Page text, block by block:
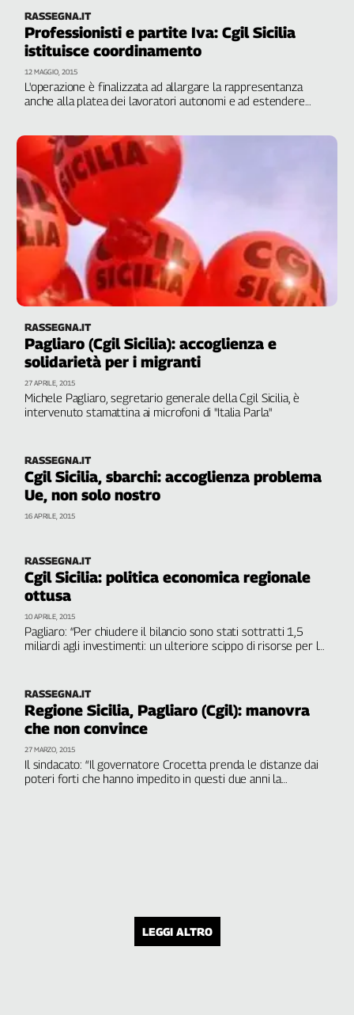
RASSEGNA.IT
Professionisti e partite Iva: Cgil Sicilia
istituisce coordinamento
L'operazione è finalizzata ad allargare la rappresentanza
anche alla platea dei lavoratori autonomi e ad estendere
12 MAGGIO, 2015
RASSEGNA.IT
Pagliaro (Cgil Sicilia): accoglienza e
solidarietà per i migranti
Michele Pagliaro, segretario generale della Cgil Sicilia, è
intervenuto stamattina ai microfoni di "Italia Parla"
27 APRILE, 2015
RASSEGNA.IT
Cgil Sicilia, sbarchi: accoglienza problema
Ue, non solo nostro
16 APRILE, 2015
RASSEGNA.IT
Cgil Sicilia: politica economica regionale
ottusa
Pagliaro: “Per chiudere il bilancio sono stati sottratti 1,5
miliardi agli investimenti: un ulteriore scippo di risorse per lo
10 APRILE, 2015
RASSEGNA.IT
Regione Sicilia, Pagliaro (Cgil): manovra
che non convince
Il sindacato: “Il governatore Crocetta prenda le distanze dai
poteri forti che hanno impedito in questi due anni la
27 MARZO, 2015
LEGGI ALTRO